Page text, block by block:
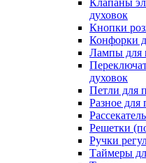
Клапаны
духовок
Кнопки
Конфорки
Лампы для
духовок
Петли для
Разное для
Решетки
Ручки
Таймеры